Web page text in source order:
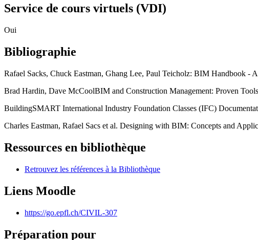
Service de cours virtuels (VDI)
Oui
Bibliographie
Rafael Sacks, Chuck Eastman, Ghang Lee, Paul Teicholz: BIM Handbook
Brad Hardin, Dave McCoolBIM and Construction Management: Proven
BuildingSMART International Industry Foundation Classes (IFC)
Charles Eastman, Rafael Sacs et al. Designing with BIM: Concepts and
Ressources en bibliothèque
Retrouvez les références à la Bibliothèque
Liens Moodle
https://go.epfl.ch/CIVIL-307
Préparation pour